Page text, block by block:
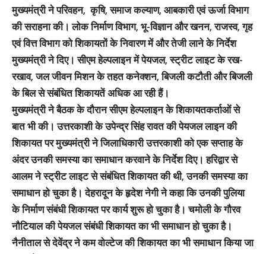
मुख्यमंत्री ने परिवहन, कृषि, समाज कल्याण, आबकारी एवं ऊर्जा विभाग
की सराहना की। लोक निर्माण विभाग, भू-विज्ञान और खनन, राजस्व, गृह
एवं वित्त विभाग को शिकायतों के निवारण में और तेजी लाने के निर्देश
मुख्यमंत्री ने दिए। सीएम हेल्पलाइन में पेयजल, स्ट्रीट लाइट के रख-
रखाव, जल जीवन मिशन के तहत कनेक्शन, बिजली कटौती और बिजली
के बिल से संबंधित शिकायतें अधिक आ रही हैं।
मुख्यमंत्री ने बैठक के दौरान सीएम हेल्पलाइन के शिकायतकर्ताओं से
बात भी की। उत्तरकाशी के उपेन्द्र सिंह रावत की पेयजल लाइन की
शिकायत पर मुख्यमंत्री ने जिलाधिकारी उत्तरकाशी को एक सप्ताह के
अंदर उनकी समस्या का समाधान करवाने के निर्देश दिए। हरिद्वार से
आलम ने स्ट्रीट लाइट से संबंधित शिकायत की थी, उनकी समस्या का
समाधान हो चुका है। देहरादून के हृदेश नेगी ने कहा कि उनकी पुलिया
के निर्माण संबंधी शिकायत पर कार्य शुरू हो चुका है। चमोली के गौरव
नौटियाल की पेयजल संबंधी शिकायत का भी समाधान हो चुका है।
नैनीताल से देवेंद्र ने कम वोल्टेज की शिकायत का भी समाधान किया जा